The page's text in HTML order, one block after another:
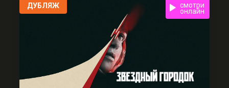
ДУБЛЯЖ смотри
онлайн